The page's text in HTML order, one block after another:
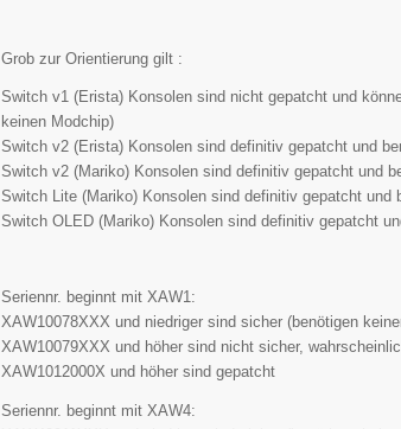
Grob zur Orientierung gilt :
Switch v1 (Erista) Konsolen sind nicht gepatcht und
keinen Modchip)
Switch v2 (Erista) Konsolen sind definitiv gepatcht und
Switch v2 (Mariko) Konsolen sind definitiv gepatcht und
Switch Lite (Mariko) Konsolen sind definitiv gepatcht und
Switch OLED (Mariko) Konsolen sind definitiv gepatcht
Seriennr. beginnt mit XAW1:
XAW10078XXX und niedriger sind sicher (benötigen
XAW10079XXX und höher sind nicht sicher,
XAW1012000X und höher sind gepatcht
Seriennr. beginnt mit XAW4: